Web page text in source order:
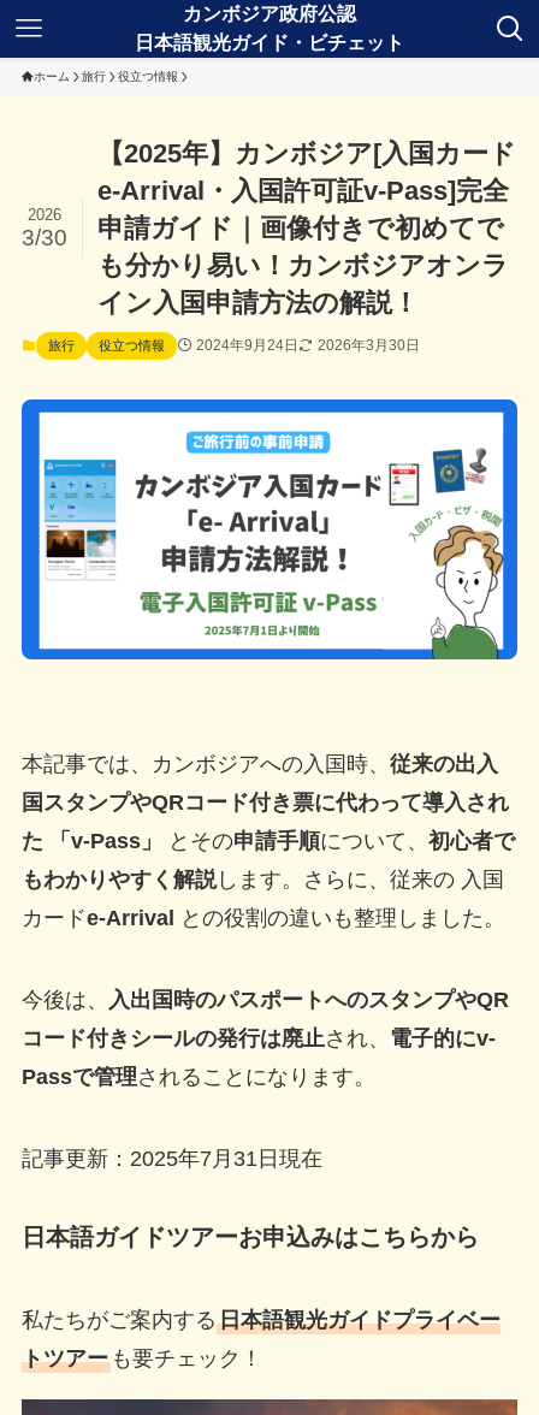
ホーム 旅行 役立つ情報
【2025年】カンボジア[入国カード
e-Arrival・入国許可証v-Pass]完全
申請ガイド｜画像付きで初めてで
も分かり易い！カンボジアオンラ
イン入国申請方法の解説！
2026
3/30
旅行 役立つ情報 2024年9月24日 2026年3月30日
本記事では、カンボジアへの入国時、 従来の出入
国スタンプやQRコード付き票に代わって導入され
た
「v‑Pass」 とその申請手順について、 初心者で
もわかりやすく解説します。さらに、従来の 入国
カードe‑Arrival との役割の違いも整理しました。
今後は、
入出国時のパスポートへのスタンプやQR
コード付きシールの発行は廃止され、 電子的にv-
Passで管理されることになります。
記事更新：2025年7月31日現在
日本語ガイドツアーお申込みはこちらから
私たちがご案内する日本語観光ガイドプライベー
トツアーも要チェック！